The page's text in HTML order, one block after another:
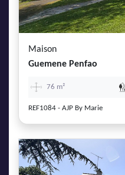
Maison
Guemene Penfao
76 m²
REF1084 - AJP By Marie